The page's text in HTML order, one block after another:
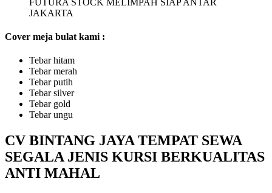
Cover meja bulat kami :
Tebar hitam
Tebar merah
Tebar putih
Tebar silver
Tebar gold
Tebar ungu
CV BINTANG JAYA TEMPAT SEWA
SEGALA JENIS KURSI BERKUALITAS
ANTI MAHAL